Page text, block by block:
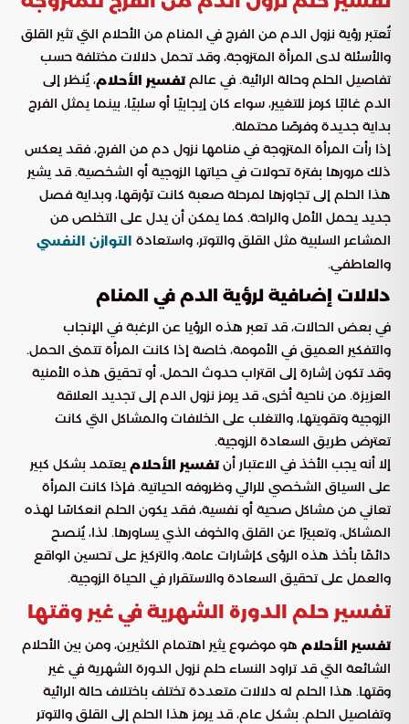
تُعتبر رؤية نزول الدم من الفرج في المنام من الأحلام التي تثير القلق
والأسئلة لدى المرأة المتزوجة، وقد تحمل دلالات مختلفة حسب
تفاصيل الحلم وحالة الرائية. في عالمتفسير الأحلام، يُنظر إلى
الدم غالبًا كرمز للتغيير، سواء كان إيجابيًا أو سلبيًا، بينما يمثل الفرج
بداية جديدة وفرصًا محتملة.
إذا رأت المرأة المتزوجة في منامها نزول دم من الفرج، فقد يعكس
ذلك مرورها بفترة تحولات في حياتها الزوجية أو الشخصية. قد يشير
هذا الحلم إلى تجاوزها لمرحلة صعبة كانت تؤرقها، وبداية فصل
جديد يحمل الأمل والراحة. كما يمكن أن يدل على التخلص من
المشاعر السلبية مثل القلق والتوتر، واستعادة التوازن النفسي
والعاطفي.
دلالات إضافية لرؤية الدم في المنام
في بعض الحالات، قد تعبر هذه الرؤيا عن الرغبة في الإنجاب
والتفكير العميق في الأمومة، خاصة إذا كانت المرأة تتمنى الحمل.
وقد تكون إشارة إلى اقتراب حدوث الحمل، أو تحقيق هذه الأمنية
العزيزة. من ناحية أخرى، قد يرمز نزول الدم إلى تجديد العلاقة
الزوجية وتقويتها، والتغلب على الخلافات والمشاكل التي كانت
تعترض طريق السعادة الزوجية.
إلا أنه يجب الأخذ في الاعتبار أنتفسير الأحلام يعتمد بشكل كبير
على السياق الشخصي للرائي وظروفه الحياتية. فإذا كانت المرأة
تعاني من مشاكل صحية أو نفسية، فقد يكون الحلم انعكاسًا لهذه
المشاكل، وتعبيرًا عن القلق والخوف الذي يساورها. لذا، يُنصح
دائمًا بأخذ هذه الرؤى كإشارات عامة، والتركيز على تحسين الواقع
والعمل على تحقيق السعادة والاستقرار في الحياة الزوجية.
تفسير حلم الدورة الشهرية في غير وقتها
تفسير الأحلام هو موضوع يثير اهتمام الكثيرين، ومن بين الأحلام
الشائعة التي قد تراود النساء حلم نزول الدورة الشهرية في غير
وقتها. هذا الحلم له دلالات متعددة تختلف باختلاف حالة الرائية
وتفاصيل الحلم. بشكل عام، قد يرمز هذا الحلم إلى القلق والتوتر